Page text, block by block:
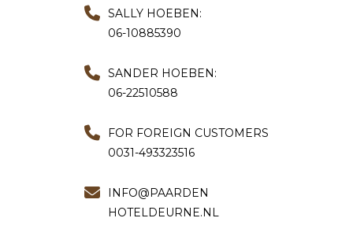
SALLY HOEBEN:
06-10885390
SANDER HOEBEN:
06-22510588
FOR FOREIGN CUSTOMERS
0031-493323516
INFO@PAARDEN
HOTELDEURNE.NL